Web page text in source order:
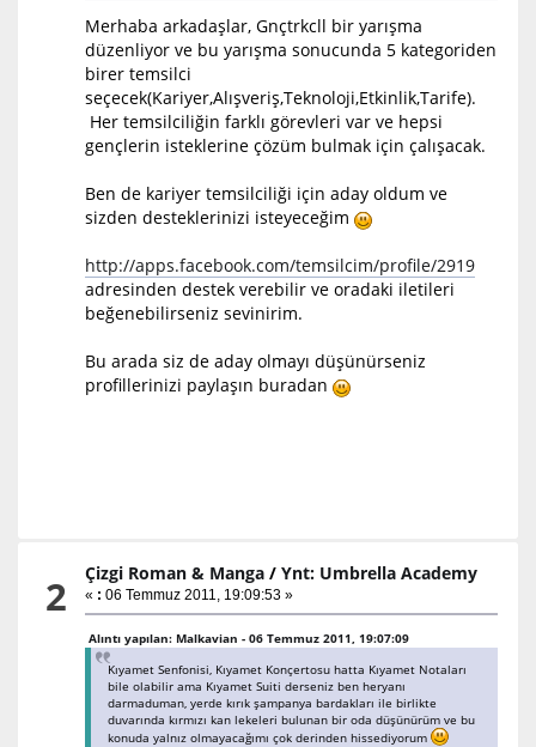
Merhaba arkadaşlar, Gnçtrkcll bir yarışma
düzenliyor ve bu yarışma sonucunda 5 kategoriden
birer temsilci
seçecek(Kariyer,Alışveriş,Teknoloji,Etkinlik,Tarife).
Her temsilciliğin farklı görevleri var ve hepsi
gençlerin isteklerine çözüm bulmak için çalışacak.
Ben de kariyer temsilciliği için aday oldum ve
sizden desteklerinizi isteyeceğim
http://apps.facebook.com/temsilcim/profile/2919
adresinden destek verebilir ve oradaki iletileri
beğenebilirseniz sevinirim.
Bu arada siz de aday olmayı düşünürseniz
profillerinizi paylaşın buradan
2 Çizgi Roman & Manga /Ynt: Umbrella Academy
« : 06 Temmuz 2011, 19:09:53 »
Alıntı yapılan: Malkavian - 06 Temmuz 2011, 19:07:09
Kıyamet Senfonisi, Kıyamet Konçertosu hatta Kıyamet Notaları
bile olabilir ama Kıyamet Suiti derseniz ben heryanı
darmaduman, yerde kırık şampanya bardakları ile birlikte
duvarında kırmızı kan lekeleri bulunan bir oda düşünürüm ve bu
konuda yalnız olmayacağımı çok derinden hissediyorum